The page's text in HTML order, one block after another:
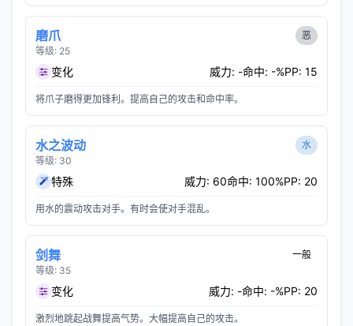
磨爪
等级: 25
恶
变化 威力: -命中: -%PP: 15
将爪子磨得更加锋利。提高自己的攻击和命中率。
水之波动
等级: 30
水
特殊 威力: 60命中: 100%PP: 20
用水的震动攻击对手。有时会使对手混乱。
剑舞
等级: 35
一般
变化 威力: -命中: -%PP: 20
激烈地跳起战舞提高气势。大幅提高自己的攻击。